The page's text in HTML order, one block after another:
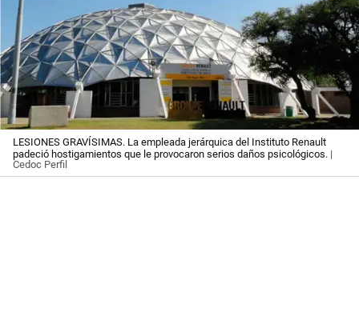
LESIONES GRAVÍSIMAS. La empleada jerárquica del Instituto Renault
padeció hostigamientos que le provocaron serios daños psicológicos. |
Cedoc Perfil